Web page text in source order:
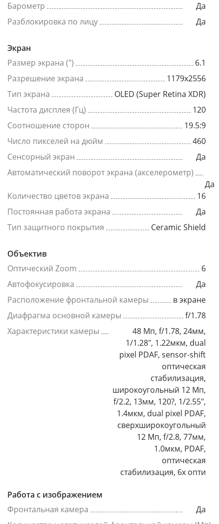
Барометр
Да
Разблокировка по лицу
Да
Экран
Размер экрана (")
6.1
Разрешение экрана
1179x2556
Тип экрана
OLED (Super Retina XDR)
Частота дисплея (Гц)
120
Соотношение сторон
19.5:9
Число пикселей на дюйм
460
Сенсорный экран
Да
Автоматический поворот экрана (акселерометр)
Да
Количество цветов экрана
16
Постоянная работа экрана
Да
Тип защитного покрытия
Ceramic Shield
Объектив
Оптический Zoom
6
Автофокусировка
Да
Расположение фронтальной камеры
в экране
Диафрагма основной камеры
f/1.78
Характеристики камеры
48 Мп, f/1.78, 24мм,
1/1.28", 1.22мкм, dual
pixel PDAF, sensor-shift
оптическая
стабилизация,
широкоугольный 12 Мп,
f/2.2, 13мм, 120?, 1/2.55",
1.4мкм, dual pixel PDAF,
сверхширокоугольный
12 Мп, f/2.8, 77мм,
1.0мкм, PDAF,
оптическая
стабилизация, 6x опти
Работа с изображением
Фронтальная камера
Да